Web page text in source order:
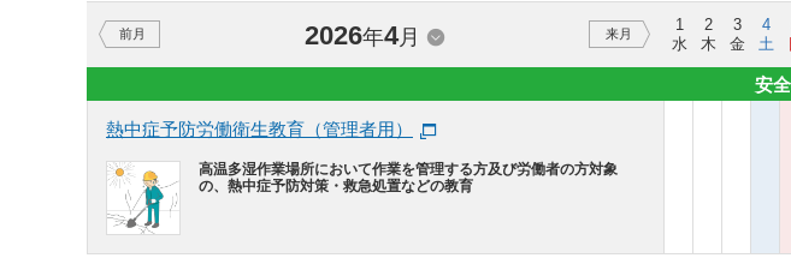
前月 2026年4月 来月
1
水
2
木
3
金
4
土
安
熱中症予防労働衛生教育（管理者用）
高温多湿作業場所において作業を管理する方及び労働者の方対象
の、熱中症予防対策・救急処置などの教育